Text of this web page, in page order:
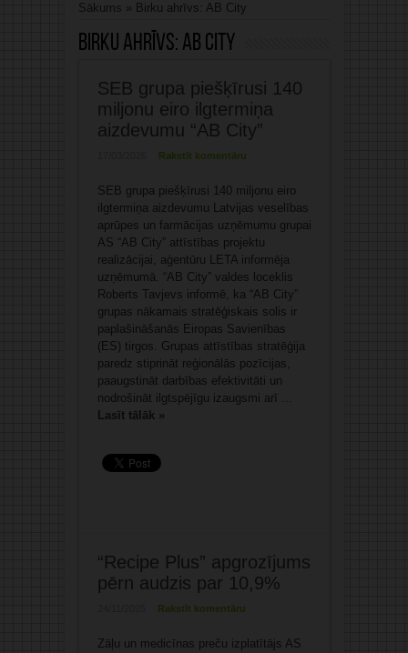
Sākums » Birku ahrīvs: AB City
Birku ahrīvs: AB City
SEB grupa piešķīrusi 140
miljonu eiro ilgtermiņa
aizdevumu “AB City”
Rakstīt komentāru
SEB grupa piešķīrusi 140 miljonu eiro
ilgtermiņa aizdevumu Latvijas veselības
aprūpes un farmācijas uzņēmumu grupai
AS “AB City” attīstības projektu
realizācijai, aģentūru LETA informēja
uzņēmumā. “AB City” valdes loceklis
Roberts Tavjevs informē, ka “AB City”
grupas nākamais stratēģiskais solis ir
paplašināšanās Eiropas Savienības
(ES) tirgos. Grupas attīstības stratēģija
paredz stiprināt reģionālās pozīcijas,
paaugstināt darbības efektivitāti un
nodrošināt ilgtspējīgu izaugsmi arī ...
Lasīt tālāk »
“Recipe Plus” apgrozījums
pērn audzis par 10,9%
Rakstīt komentāru
Zāļu un medicīnas preču izplatītājs AS